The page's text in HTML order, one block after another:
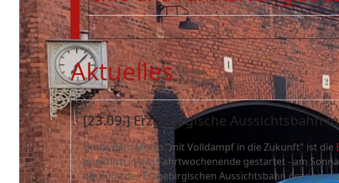
Aktuelles
[23.09.] Erzgebirgische Aussichtsbahn
Unter dem Motto "mit Volldampf in die Zukunft" ist die
pünktlich in das Fahrtwochenende gestartet - am
die Züge der Erzgebirgischen Aussichtsbahn gezogen